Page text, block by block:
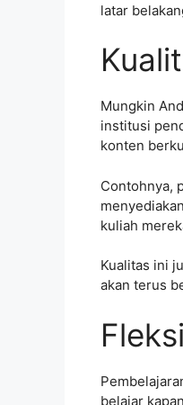
latar
Mungkin
institusi
konten
Contohnya,
kuliah
Kualitas ini
akan terus
belajar